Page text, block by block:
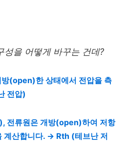
성을 어떻게 바꾸는 건데?
방(open)한 상태에서 전압을 측
전압)
전류원은 개방(open)하여 저항
계산합니다. → Rth (테브난 저